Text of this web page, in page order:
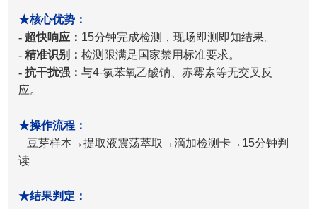
★核心优势：
- 超快响应： 15分钟完成检测，现场即测即知结果。
- 精准识别：检测限满足国家禁用标准要求。
- 抗干扰强：与4-氯苯氧乙酸钠、赤霉素等无交叉反
应。
★操作流程：
豆芽样本→提取液震荡萃取→滴加检测卡→15分钟判
读
★结果判定：